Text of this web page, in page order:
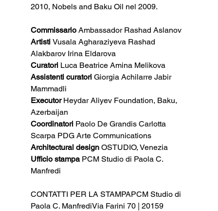
2010, Nobels and Baku Oil nel 2009.
Commissario Ambassador Rashad Aslanov
Artisti Vusala Agharaziyeva Rashad
Alakbarov Irina Eldarova
Curatori Luca Beatrice Amina Melikova
Assistenti curatori Giorgia Achilarre Jabir
Mammadli
Executor Heydar Aliyev Foundation, Baku,
Azerbaijan
Coordinatori Paolo De Grandis Carlotta
Scarpa PDG Arte Communications
Architectural design OSTUDIO, Venezia
Ufficio stampa PCM Studio di Paola C.
Manfredi
CONTATTI PER LA STAMPAPCM Studio di
Paola C. ManfrediVia Farini 70 | 20159